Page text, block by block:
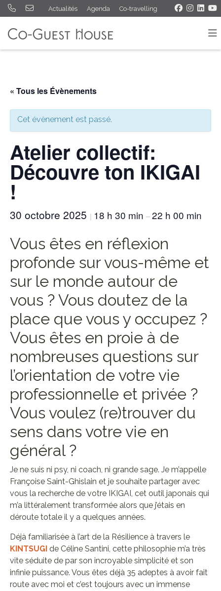
Actualités Agenda Co-travelling
« Tous les Évènements
Cet évènement est passé.
Atelier collectif:
Découvre ton IKIGAI
!
30 octobre 2025 | 18 h 30 min –22 h 00 min
Vous êtes en réflexion
profonde sur vous-même et
sur le monde autour de
vous ? Vous doutez de la
place que vous y occupez ?
Vous êtes en proie à de
nombreuses questions sur
l’orientation de votre vie
professionnelle et privée ?
Vous voulez (re)trouver du
sens dans votre vie en
général ?
Je ne suis ni psy, ni coach, ni grande sage. Je m’appelle
Françoise Saint-Ghislain et je souhaite partager avec
vous la recherche de votre IKIGAI, cet outil japonais qui
m’a littéralement transformée alors que j’étais en
déroute totale il y a quelques années.
Déjà familiarisée à l’art de la Résilience à travers le
KINTSUGI de Céline Santini, cette philosophie m’a très
vite séduite de par son incroyable simplicité et son
infinie puissance. Vous êtes déjà 35 adeptes à avoir fait
route avec moi et c’est toujours avec un immense